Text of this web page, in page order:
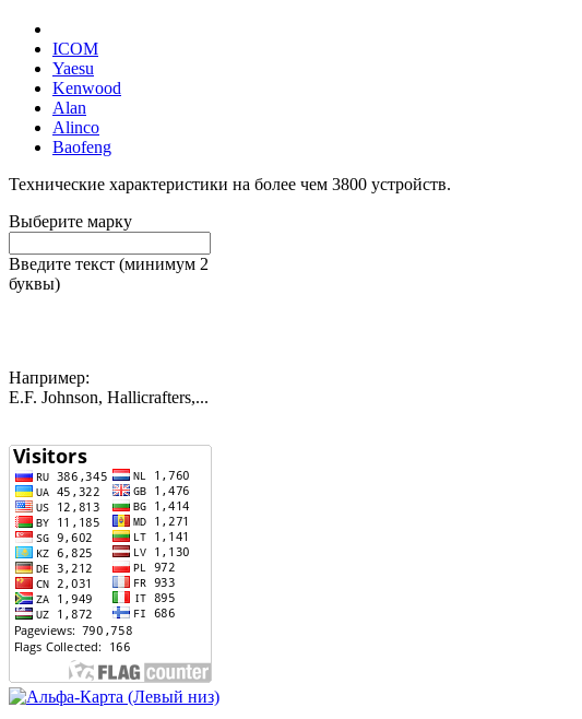
ICOM
Yaesu
Kenwood
Alan
Alinco
Baofeng
Технические характеристики на более чем 3800 устройств.
Выберите марку
Введите текст (минимум 2
буквы)
Например:
E.F. Johnson, Hallicrafters,...